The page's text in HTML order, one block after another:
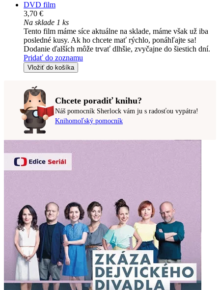
DVD film
3,70 €
Na sklade 1 ks
Tento film máme síce aktuálne na sklade, máme však už iba
posledné kusy. Ak ho chcete mať rýchlo, ponáhľajte sa!
Dodanie ďalších môže trvať dlhšie, zvyčajne do šiestich dní.
Pridať do zoznamu
Vložiť do košíka
Chcete poradiť knihu?
Náš pomocník Sherlock vám ju s radosťou vypátra!
Knihomoľský pomocník